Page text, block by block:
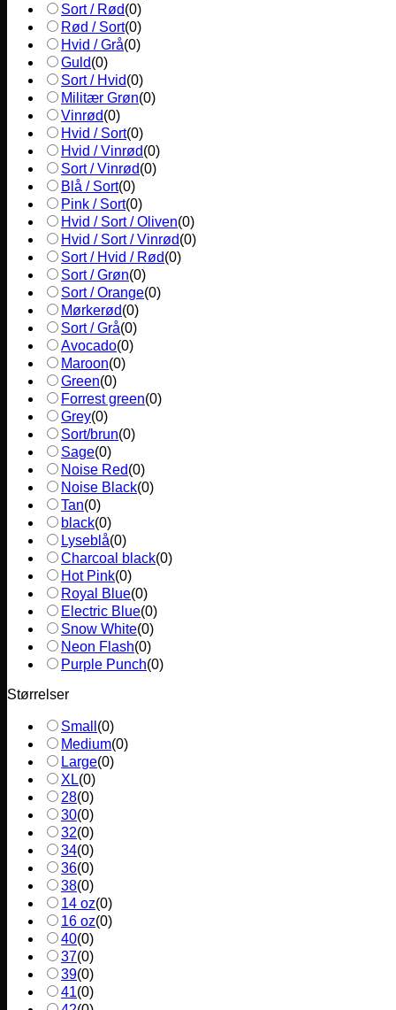
Sort / Rød(0)
Rød / Sort(0)
Hvid / Grå(0)
Guld(0)
Sort / Hvid(0)
Militær Grøn(0)
Vinrød(0)
Hvid / Sort(0)
Hvid / Vinrød(0)
Sort / Vinrød(0)
Blå / Sort(0)
Pink / Sort(0)
Hvid / Sort / Oliven(0)
Hvid / Sort / Vinrød(0)
Sort / Hvid / Rød(0)
Sort / Grøn(0)
Sort / Orange(0)
Mørkerød(0)
Sort / Grå(0)
Avocado(0)
Maroon(0)
Green(0)
Forrest green(0)
Grey(0)
Sort/brun(0)
Sage(0)
Noise Red(0)
Noise Black(0)
Tan(0)
black(0)
Lyseblå(0)
Charcoal black(0)
Hot Pink(0)
Royal Blue(0)
Electric Blue(0)
Snow White(0)
Neon Flash(0)
Purple Punch(0)
Størrelser
Small (0)
Medium(0)
Large(0)
XL(0)
28(0)
30(0)
32(0)
34(0)
36(0)
38(0)
14 oz(0)
16 oz(0)
40(0)
37(0)
39(0)
41(0)